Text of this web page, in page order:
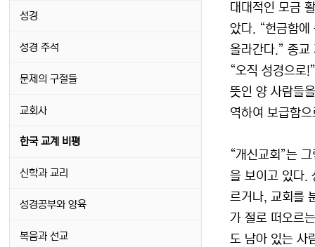
대대적인 모금
았다. “헌금함에
올라간다.” 종
“오직 성경으로
뜻인 양 사람들
역하여 보급함
“개신교회”는
을 보이고 있다.
르거나, 교회를
가 절로 떠오르
도 남아 있는 사
성경
성경 주석
문제의 구절들
교회사
한국 교계 비평
신학과 교리
성경공부와 양육
복음과 선교